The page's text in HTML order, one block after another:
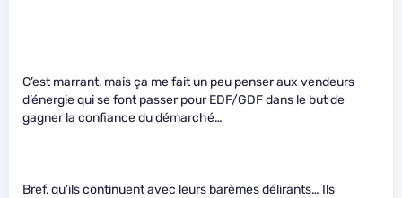
C’est marrant, mais ça me fait un peu penser aux vendeurs
d’énergie qui se font passer pour EDF/GDF dans le but de
gagner la confiance du démarché…
Bref, qu’ils continuent avec leurs barèmes délirants… Ils